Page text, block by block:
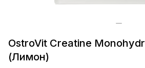
OstroVit Creatine
(Лимон)